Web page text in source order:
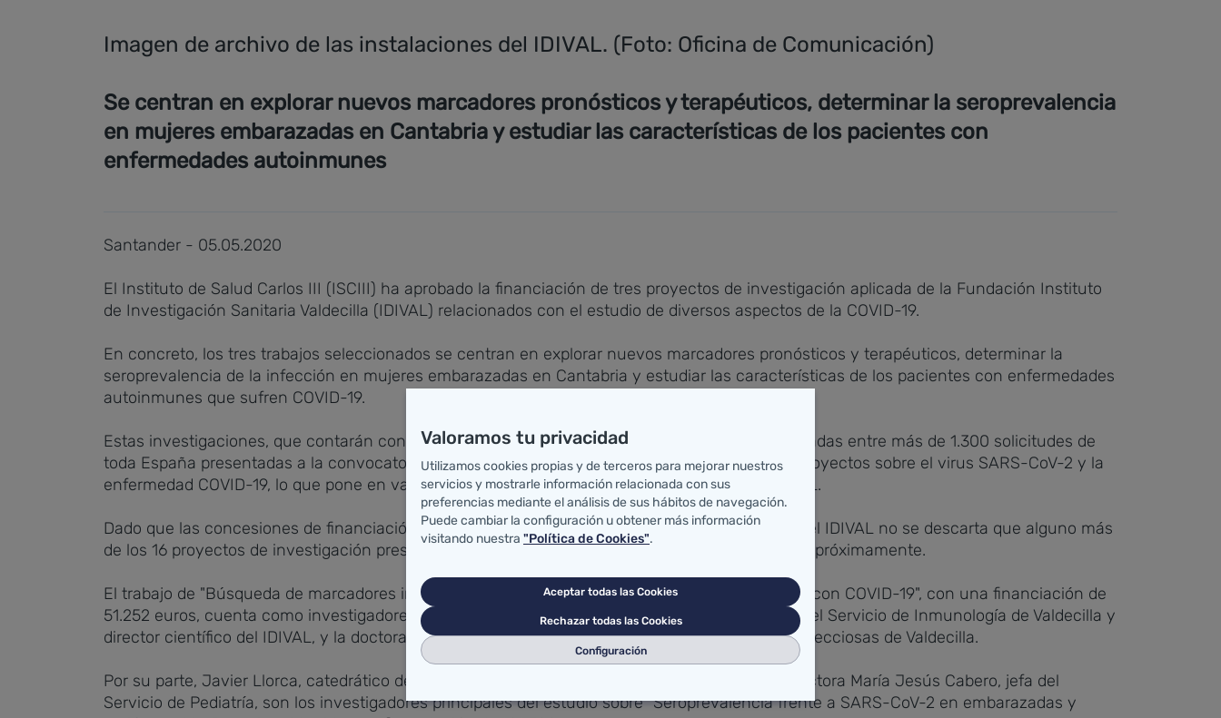
Imagen de archivo de las instalaciones del IDIVAL. (Foto: Oficina de Comunicación)
Se centran en explorar nuevos marcadores pronósticos y terapéuticos, determinar la seroprevalencia
en mujeres embarazadas en Cantabria y estudiar las características de los pacientes con
enfermedades autoinmunes
Santander - 05.05.2020
El Instituto de Salud Carlos III (ISCIII) ha aprobado la financiación de tres proyectos de investigación aplicada de la Fundación Instituto
de Investigación Sanitaria Valdecilla (IDIVAL) relacionados con el estudio de diversos aspectos de la COVID-19.
En concreto, los tres trabajos seleccionados se centran en explorar nuevos marcadores pronósticos y terapéuticos, determinar la
seroprevalencia de la infección en mujeres embarazadas en Cantabria y estudiar las características de los pacientes con enfermedades
autoinmunes que sufren COVID-19.
Estas investigaciones, que contarán con una financiación de 157.752 euros, han sido seleccionadas entre más de 1.300 solicitudes de
toda España presentadas a la convocatoria de expresiones de interés para la financiación de proyectos sobre el virus SARS-CoV-2 y la
enfermedad COVID-19, lo que pone en valor la alta calidad de los estudios que propone el IDIVAL.
Dado que las concesiones de financiación se están desarrollando de forma escalonada, desde el IDIVAL no se descarta que alguno más
de los 16 proyectos de investigación presentados en esta convocatoria pueda ser seleccionado próximamente.
El trabajo de "Búsqueda de marcadores inmunológicos, pronóstico y terapéuticos en pacientes con COVID-19", con una financiación de
51.252 euros, cuenta como investigadores principales con el doctor Marcos López Hoyos, jefe del Servicio de Inmunología de Valdecilla y
director científico del IDIVAL, y la doctora Carmen Fariñas, jefa del Servicio de Enfermedades Infecciosas de Valdecilla.
Por su parte, Javier Llorca, catedrático de Epidemiología de la Universidad de Cantabria, y la doctora María Jesús Cabero, jefa del
Servicio de Pediatría, son los investigadores principales del estudio sobre "Seroprevalencia frente a SARS-CoV-2 en embarazadas y
Valoramos tu privacidad
Utilizamos cookies propias y de terceros para mejorar nuestros
servicios y mostrarle información relacionada con sus
preferencias mediante el análisis de sus hábitos de navegación.
Puede cambiar la configuración u obtener más información
visitando nuestra "Política de Cookies".
Aceptar todas las Cookies
Rechazar todas las Cookies
Configuración